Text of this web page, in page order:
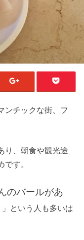
ンチックな街、フ
り、朝食や観光途
す。
のバールがあ
」という人も多いは